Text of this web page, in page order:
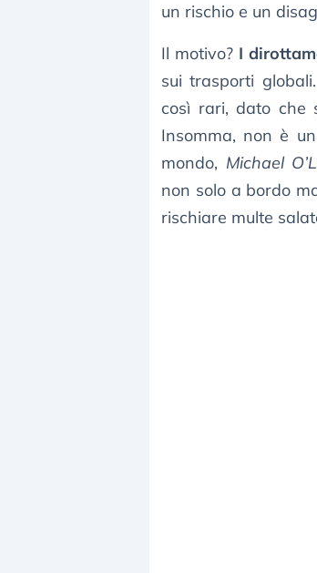
un rischio e un
Il motivo? I
sui trasporti
così rari, dato che
Insomma, non è
mondo, Michael
non solo a bordo
rischiare multe